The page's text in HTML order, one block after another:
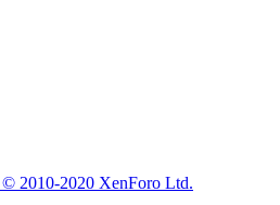
© 2010-2020 XenForo Ltd.